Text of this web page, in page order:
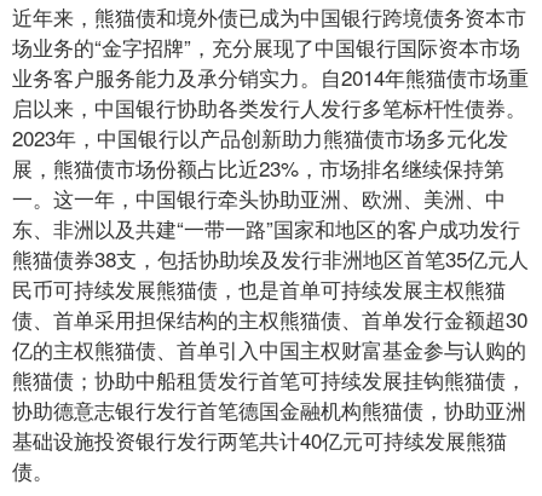
近年来，熊猫债和境外债已成为中国银行跨境债务资本市
场业务的“金字招牌”，充分展现了中国银行国际资本市场
业务客户服务能力及承分销实力。自2014年熊猫债市场重
启以来，中国银行协助各类发行人发行多笔标杆性债券。
2023年，中国银行以产品创新助力熊猫债市场多元化发
展，熊猫债市场份额占比近23%，市场排名继续保持第
一。这一年，中国银行牵头协助亚洲、欧洲、美洲、中
东、非洲以及共建“一带一路”国家和地区的客户成功发行
熊猫债券38支，包括协助埃及发行非洲地区首笔35亿元人
民币可持续发展熊猫债，也是首单可持续发展主权熊猫
债、首单采用担保结构的主权熊猫债、首单发行金额超30
亿的主权熊猫债、首单引入中国主权财富基金参与认购的
熊猫债；协助中船租赁发行首笔可持续发展挂钩熊猫债，
协助德意志银行发行首笔德国金融机构熊猫债，协助亚洲
基础设施投资银行发行两笔共计40亿元可持续发展熊猫
债。